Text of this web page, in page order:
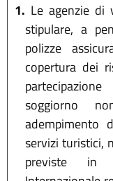
1. Le agenzie
stipulare, a
polizze
copertura dei
soggiorno
adempimento
servizi turistici,
previste in